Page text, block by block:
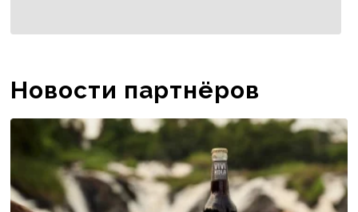
Новости партнёров